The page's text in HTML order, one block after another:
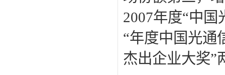
2007年度“中
“年度中国光通
杰出企业大奖